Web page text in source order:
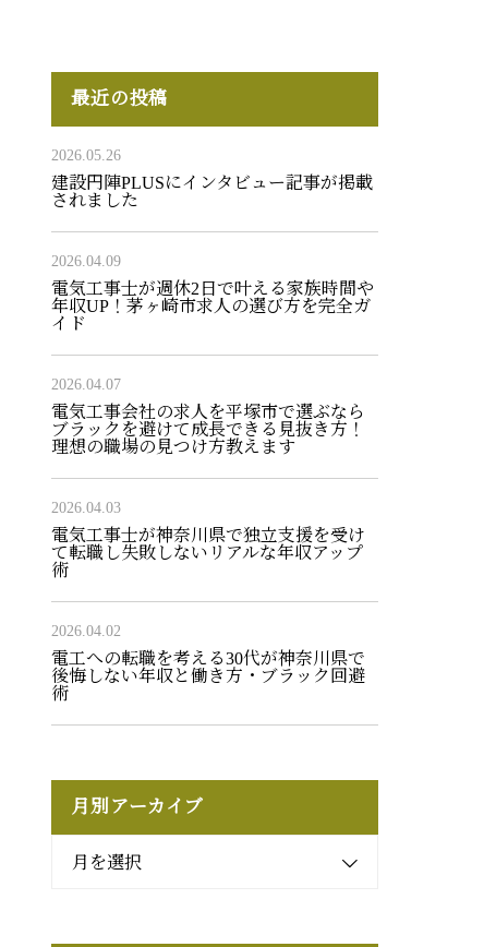
最近の投稿
2026.05.26
建設円陣PLUSにインタビュー記事が掲載
されました
2026.04.09
電気工事士が週休2日で叶える家族時間や
年収UP！茅ヶ崎市求人の選び方を完全ガ
イド
2026.04.07
電気工事会社の求人を平塚市で選ぶなら
ブラックを避けて成長できる見抜き方！
理想の職場の見つけ方教えます
2026.04.03
電気工事士が神奈川県で独立支援を受け
て転職し失敗しないリアルな年収アップ
術
2026.04.02
電工への転職を考える30代が神奈川県で
後悔しない年収と働き方・ブラック回避
術
月別アーカイブ
月を選択